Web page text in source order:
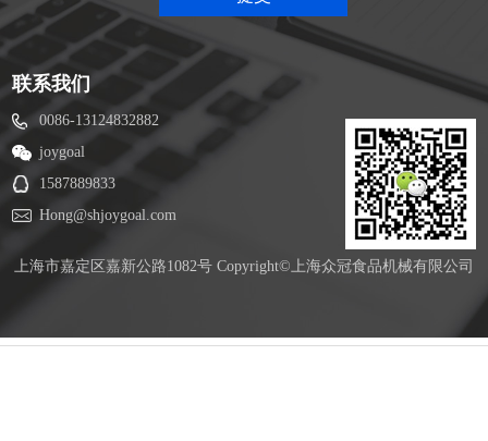
联系我们
0086-13124832882
joygoal
1587889833
Hong@shjoygoal.com
上海市嘉定区嘉新公路1082号 Copyright©上海众冠食品机械有限公司